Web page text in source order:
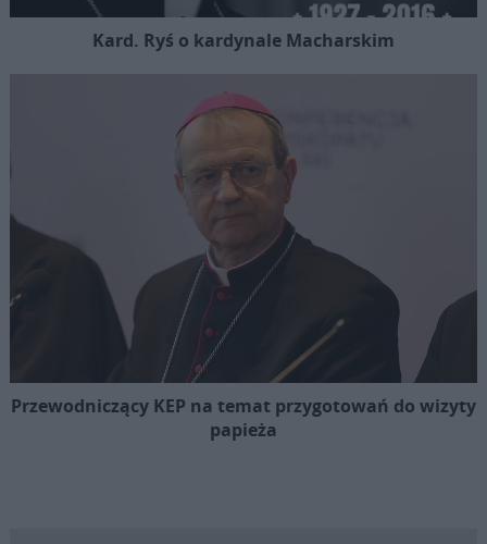
Kard. Ryś o kardynale Macharskim
Przewodniczący KEP na temat przygotowań do wizyty
papieża